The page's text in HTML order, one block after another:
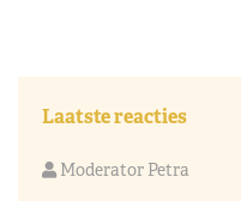
Laatste reacties
Moderator Petra